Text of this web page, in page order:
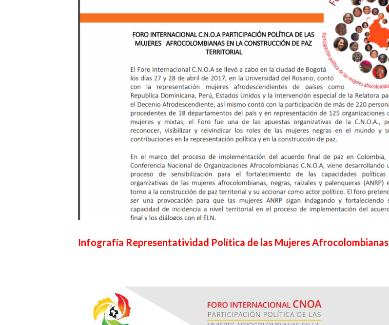
Infografía Representatividad Política de las Mujeres Afrocolombianas